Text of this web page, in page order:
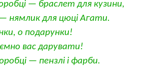
— браслет для кузини,
нямлик для цюці Агати.
о подарунки!
вас дарувати!
— пензлі і фарби.